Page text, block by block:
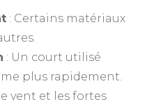
: Certains matériaux
: Un court utilisé
plus rapidement.
vent et les fortes